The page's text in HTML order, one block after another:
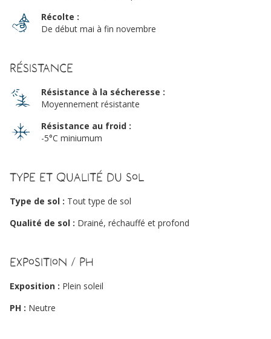
Récolte :
De début mai à fin novembre
Résistance
Résistance à la sécheresse :
Moyennement résistante
Résistance au froid :
-5°C miniumum
Type et qualité du sol
Type de sol : Tout type de sol
Qualité de sol : Drainé, réchauffé et profond
Exposition / PH
Exposition : Plein soleil
PH : Neutre